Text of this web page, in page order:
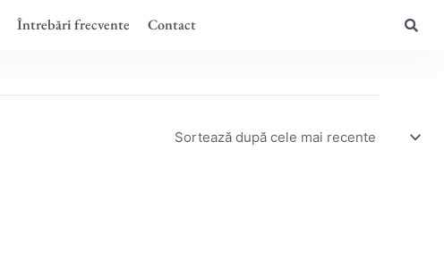
Întrebări frecvente Contact